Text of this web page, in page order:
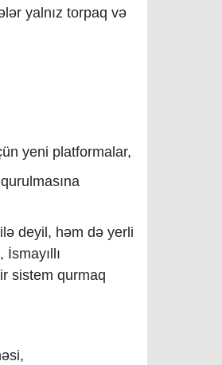
yalnız torpaq və
yeni platformalar,
deyil, həm də yerli
sistem qurmaq
,